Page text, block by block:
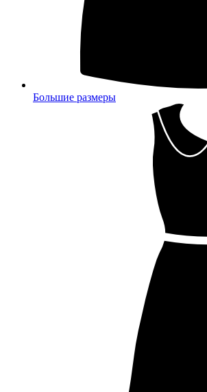
Большие размеры